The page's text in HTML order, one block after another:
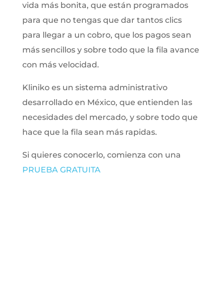
vida más bonita, que están programados
para que no tengas que dar tantos clics
para llegar a un cobro, que los pagos sean
más sencillos y sobre todo que la fila avance
con más velocidad.
Kliniko es un sistema administrativo
desarrollado en México, que entienden las
necesidades del mercado, y sobre todo que
hace que la fila sean más rapidas.
Si quieres conocerlo, comienza con una
PRUEBA GRATUITA